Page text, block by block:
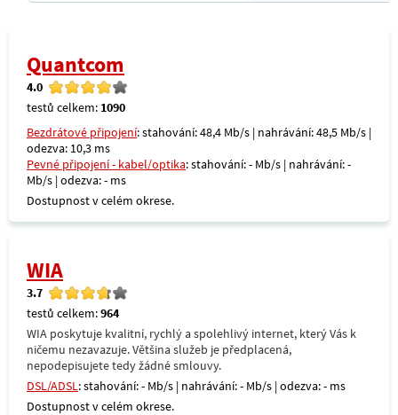
Quantcom
4.0
testů celkem: 1090
Bezdrátové připojení: stahování: 48,4 Mb/s | nahrávání: 48,5 Mb/s |
odezva: 10,3 ms
Pevné připojení - kabel/optika: stahování: - Mb/s | nahrávání: -
Mb/s | odezva: - ms
Dostupnost v celém okrese.
WIA
3.7
testů celkem:964
WIA poskytuje kvalitní, rychlý a spolehlivý internet, který Vás k
ničemu nezavazuje. Většina služeb je předplacená,
nepodepisujete tedy žádné smlouvy.
DSL/ADSL: stahování: - Mb/s | nahrávání: - Mb/s | odezva: - ms
Dostupnost v celém okrese.